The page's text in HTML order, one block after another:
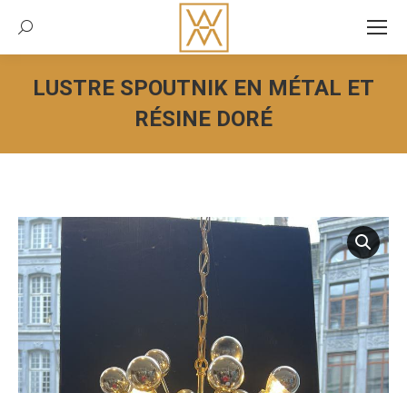
Recherche:
LUSTRE SPOUTNIK EN MÉTAL ET
RÉSINE DORÉ
Vous êtes ici :